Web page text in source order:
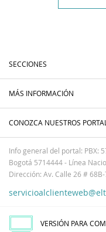
SECCIONES
MÁS INFORMACIÓN
CONOZCA NUESTROS
Info general del portal: PBX:
Bogotá 5714444 - Línea
Dirección: Av. Calle 26 # 68B-
VERSIÓN PARA